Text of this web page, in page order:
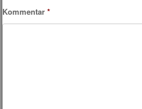
Kommentar*